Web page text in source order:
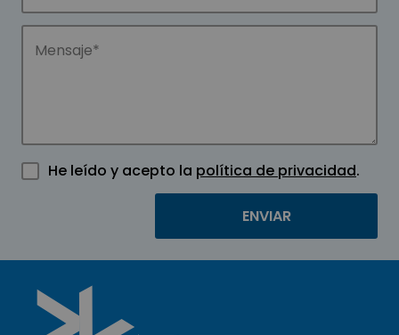
He leído y acepto la política de privacidad.